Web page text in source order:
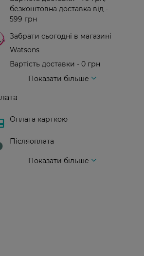
безкоштовна доставка від -
599 грн
Забрати сьогодні в магазині
Watsons
Вартість доставки - 0 грн
Показати більше
Оплата карткою
Післяоплата
Показати більше